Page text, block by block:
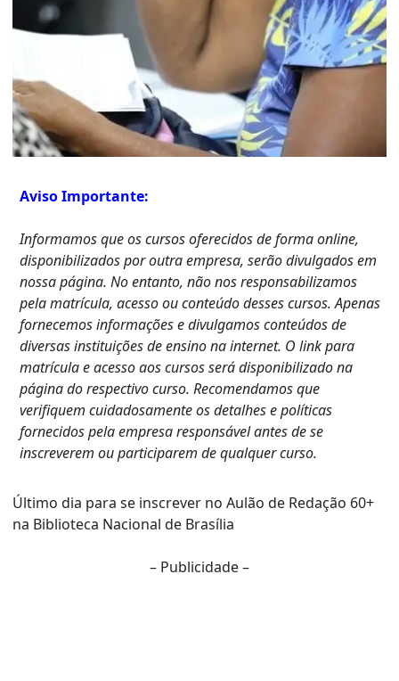
Aviso Importante:
Informamos que os cursos oferecidos de forma online,
disponibilizados por outra empresa, serão divulgados em
nossa página. No entanto, não nos responsabilizamos
pela matrícula, acesso ou conteúdo desses cursos. Apenas
fornecemos informações e divulgamos conteúdos de
diversas instituições de ensino na internet. O link para
matrícula e acesso aos cursos será disponibilizado na
página do respectivo curso. Recomendamos que
verifiquem cuidadosamente os detalhes e políticas
fornecidos pela empresa responsável antes de se
inscreverem ou participarem de qualquer curso.
Último dia para se inscrever no Aulão de Redação 60+
na Biblioteca Nacional de Brasília
– Publicidade –